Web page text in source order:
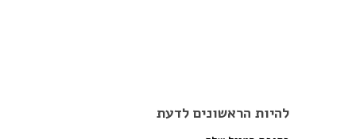
להיות הראשונים לדעת